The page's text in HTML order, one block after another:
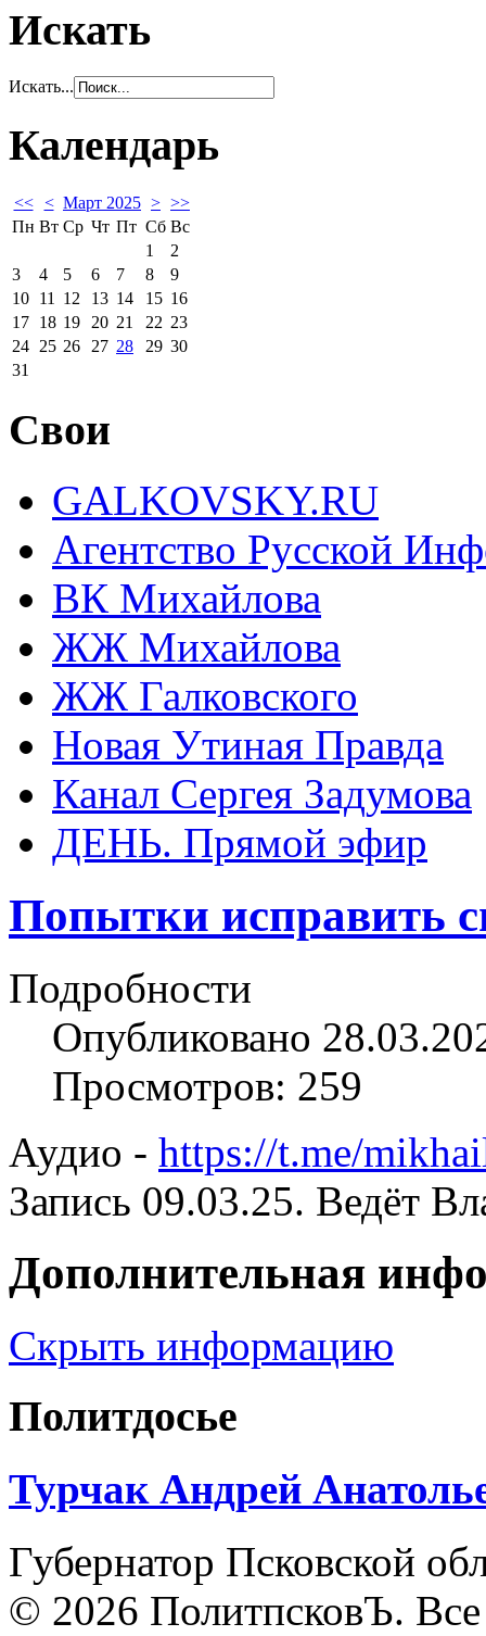
Искать
Искать...
Календарь
<< < Март 2025 > >>
Пн Вт Ср Чт Пт Сб Вс
1
2
3
4 5 6 7 8
9
10 11 12 13 14 15 16
17 18 19 20 21 22 23
24 25 26 27 28 29 30
31
Свои
GALKOVSKY.RU
Агентство Русской
ВК Михайлова
ЖЖ Михайлова
ЖЖ Галковского
Новая Утиная Правда
Канал Сергея Задумова
ДЕНЬ. Прямой эфир
Попытки исправить
Подробности
Опубликовано
Просмотров: 259
Аудио - https://t.me/
Запись 09.03.25. Ведёт
Дополнительная
Скрыть информацию
Политдосье
Турчак Андрей
Губернатор Псковской
© 2026 ПолитпсковЪ.